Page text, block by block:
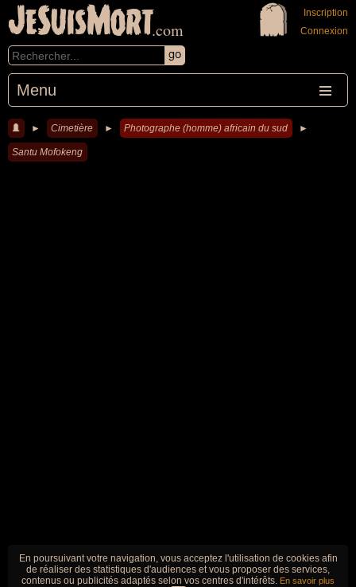
JeSuisMort.com
Menu
Inscription
Connexion
► Cimetière ► Photographe (homme) africain du sud ►
Santu Mofokeng
En poursuivant votre navigation, vous acceptez l'utilisation de cookies afin
de réaliser des statistiques d'audiences et vous proposer des services,
contenus ou publicités adaptés selon vos centres d'intérêts. En savoir plus